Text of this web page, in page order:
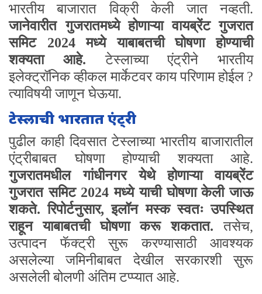
भारतीय बाजारात विक्री केली जात नव्हती.
जानेवारीत गुजरातमध्ये होणाऱ्या वायब्रेंट गुजरात
समिट 2024 मध्ये याबाबतची घोषणा होण्याची
शक्यता आहे.टेस्लाच्या एंट्रीने भारतीय
इलेक्ट्रॉनिक व्हीकल मार्केटवर काय परिणाम होईल ?
त्याविषयी जाणून घेऊया.
टेस्लाची भारतात एंट्री
पुढील काही दिवसात टेस्लाच्या भारतीय बाजारातील
एंट्रीबाबत घोषणा होण्याची शक्यता आहे.
गुजरातमधील गांधीनगर येथे होणाऱ्या वायब्रेंट
गुजरात समिट 2024 मध्ये याची घोषणा केली जाऊ
शकते. रिपोर्टनुसार, इलॉन मस्क स्वतः उपस्थित
राहून याबाबतची घोषणा करू शकतात.तसेच,
उत्पादन फॅक्ट्री सुरू करण्यासाठी आवश्यक
असलेल्या जमिनीबाबत देखील सरकारशी सुरू
असलेली बोलणी अंतिम टप्प्यात आहे.